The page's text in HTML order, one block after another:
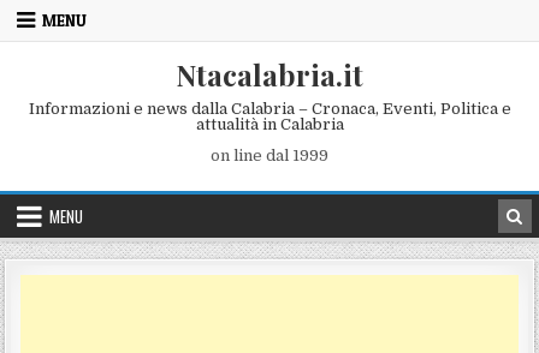
Skip to content
MENU
Ntacalabria.it
Informazioni e news dalla Calabria – Cronaca, Eventi, Politica e
attualità in Calabria
on line dal 1999
MENU